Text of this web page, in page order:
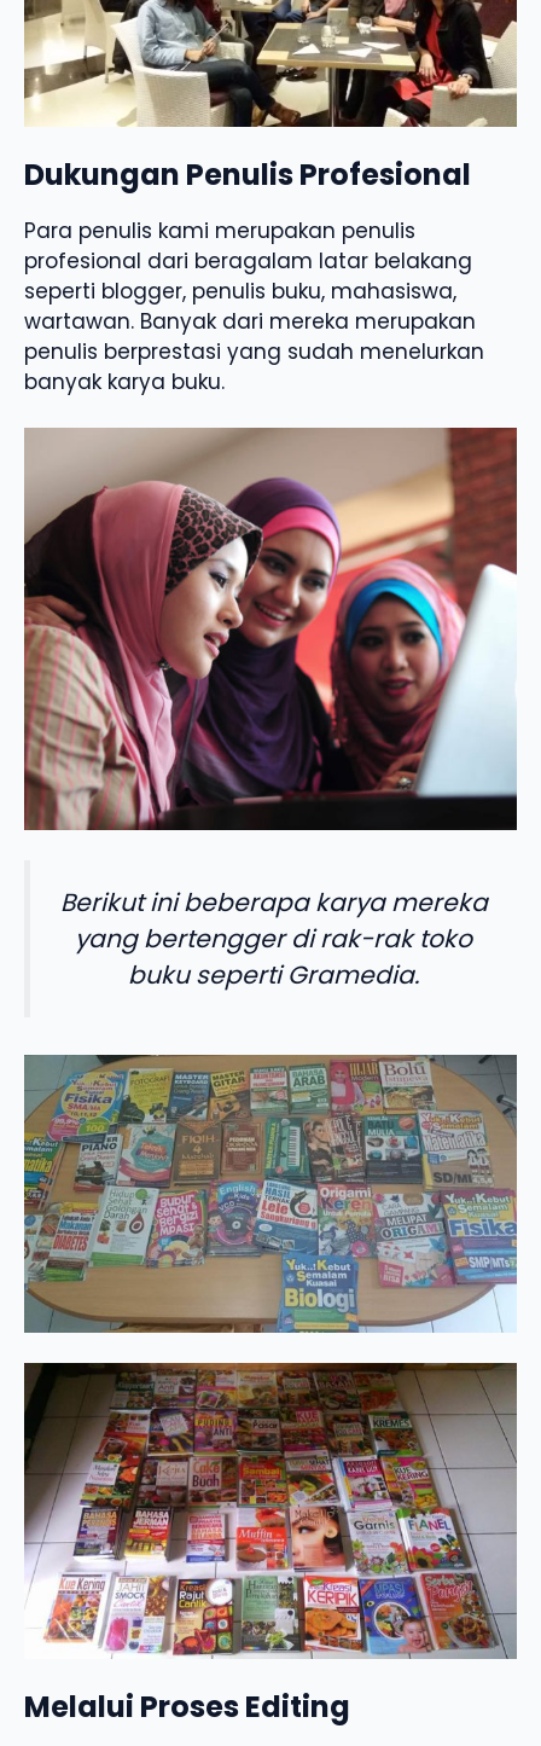
Dukungan Penulis Profesional
Para penulis kami merupakan penulis
profesional dari beragalam latar belakang
seperti blogger, penulis buku, mahasiswa,
wartawan. Banyak dari mereka merupakan
penulis berprestasi yang sudah menelurkan
banyak karya buku.
Berikut ini beberapa karya mereka
yang bertengger di rak-rak toko
buku seperti Gramedia.
Melalui Proses Editing